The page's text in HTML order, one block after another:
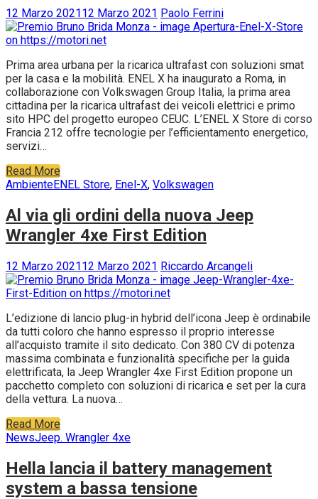
12 Marzo 202112 Marzo 2021 Paolo Ferrini
Prima area urbana per la ricarica ultrafast con soluzioni smat
per la casa e la mobilità. ENEL X ha inaugurato a Roma, in
collaborazione con Volkswagen Group Italia, la prima area
cittadina per la ricarica ultrafast dei veicoli elettrici e primo
sito HPC del progetto europeo CEUC. L’ENEL X Store di corso
Francia 212 offre tecnologie per l’efficientamento energetico,
servizi…
Read More
AmbienteENEL Store, Enel-X, Volkswagen
Al via gli ordini della nuova Jeep
Wrangler 4xe First Edition
12 Marzo 202112 Marzo 2021 Riccardo Arcangeli
L’edizione di lancio plug-in hybrid dell’icona Jeep è ordinabile
da tutti coloro che hanno espresso il proprio interesse
all’acquisto tramite il sito dedicato. Con 380 CV di potenza
massima combinata e funzionalità specifiche per la guida
elettrificata, la Jeep Wrangler 4xe First Edition propone un
pacchetto completo con soluzioni di ricarica e set per la cura
della vettura. La nuova…
Read More
NewsJeep. Wrangler 4xe
Hella lancia il battery management
system a bassa tensione